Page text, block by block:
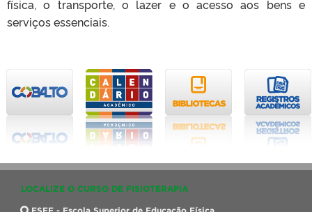
física, o transporte, o lazer e o acesso aos bens e
serviços essenciais.
LOCALIZE O CURSO DE FISIOTERAPIA